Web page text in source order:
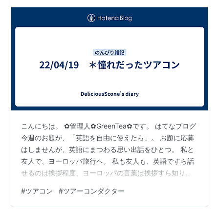
こんにちは。 ✿管理人✿GreenTea✿です。 はてなブログ
今週のお題が、「英語を自由に使えたら」。 お題に応募
はしませんが、英語にまつわる思い出話をひとつ。 私と
友人で、ヨーロッパ旅行へ。 私も友人も、英語ですら話
せるのは挨拶程度、ヨーロッパの言葉は挨拶すら知りま
ル・移動あれこれ・食事付、 日本人ガイドが成田から同
行、現地では日本語対応のガイドもつきます。」 とい
#ツアコン #ツアーコンダクター